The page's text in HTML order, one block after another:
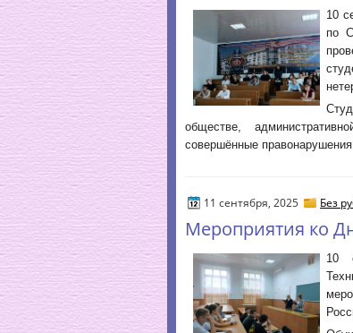
10
по
обществе,
совершённые
11 сентября, 2025 Без
Мероприятия ко
10